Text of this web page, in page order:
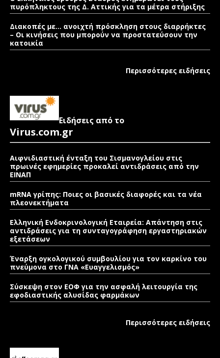
πυρόπληκτους της Δ. Αττικής για τα μέτρα στήριξης
Διακοπές με… ανοιχτή πρόσκληση στους διαρρήκτες
– Οι κινήσεις που μπορούν να προστατεύσουν την
κατοικία
Περισσότερες ειδήσεις
Ειδήσεις από το
Virus.com.gr
Αιφνιδιαστική ένταξη του Σισμανογλείου στις
πρωινές εφημερίες προκαλεί αντιδράσεις από την
ΕΙΝΑΠ
mRNA γρίπης: Ποιες οι βασικές διαφορές και τα νέα
πλεονεκτήματα
Ελληνική Ενδοκρινολογική Εταιρεία: Απάντηση στις
αντιδράσεις για τη συνταγογράφηση εργαστηριακών
εξετάσεων
Έναρξη ογκολογικού συμβουλίου για τον καρκίνο του
πνεύμονα στο ΓΝΑ «Ευαγγελισμός»
Σύσκεψη στον ΕΟΦ για την ασφαλή λειτουργία της
εφοδιαστικής αλυσίδας φαρμάκων
Περισσότερες ειδήσεις